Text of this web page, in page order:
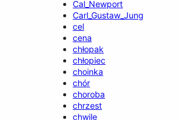
Cal_Newport
Carl_Gustaw_Jung
cel
cena
chłopak
chłopiec
choinka
chór
choroba
chrzest
chwile